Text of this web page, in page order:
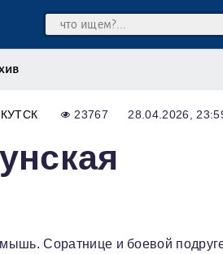
23767 28.04.2026,
Соратнице и боевой